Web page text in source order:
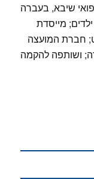
שיבא, בעברה
מייסדת
חברת המועצה
ושותפה להקמה